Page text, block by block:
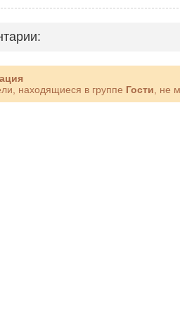
находящиеся в группе Гости , не